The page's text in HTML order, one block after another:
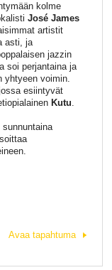
kolme
José James
artistit
asti, ja
jazzin
soi perjantaina ja
yhtyeen voimin.
esiintyvät
Kutu.
Avaa tapahtuma